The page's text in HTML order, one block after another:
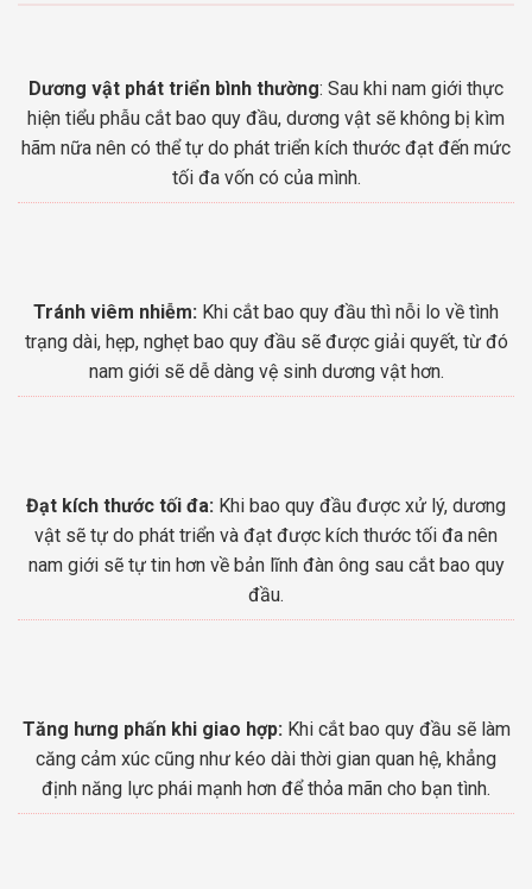
Dương vật phát triển bình thường: Sau khi nam giới thực
hiện tiểu phẫu cắt bao quy đầu, dương vật sẽ không bị kìm
hãm nữa nên có thể tự do phát triển kích thước đạt đến mức
tối đa vốn có của mình.
Tránh viêm nhiễm: Khi cắt bao quy đầu thì nỗi lo về tình
trạng dài, hẹp, nghẹt bao quy đầu sẽ được giải quyết, từ đó
nam giới sẽ dễ dàng vệ sinh dương vật hơn.
Đạt kích thước tối đa: Khi bao quy đầu được xử lý, dương
vật sẽ tự do phát triển và đạt được kích thước tối đa nên
nam giới sẽ tự tin hơn về bản lĩnh đàn ông sau cắt bao quy
đầu.
Tăng hưng phấn khi giao hợp: Khi cắt bao quy đầu sẽ làm
căng cảm xúc cũng như kéo dài thời gian quan hệ, khẳng
định năng lực phái mạnh hơn để thỏa mãn cho bạn tình.